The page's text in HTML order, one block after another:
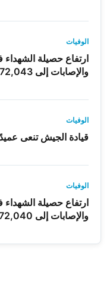
الوفيات
والإصابات إلى 172,043 منذ بدء العدوان
الوفيات
قيادة الجيش تنعى
الوفيات
والإصابات إلى 172,040 منذ بدء العدوان